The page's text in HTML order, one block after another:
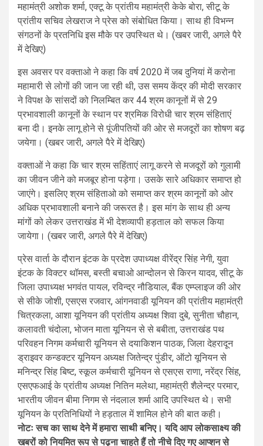
महामंत्री अशोक शर्मा, एक्टू के प्रांतीय महामंत्री केके बोरा, सीटू के
प्रांतीय सचिव लेखराज ने प्रेस को संबोधित किया। साथ ही विभन्न
संगठनों के प्रतनिधि इस मौके पर उपस्थित थे। (खबर जारी, अगले पैरे
में देखिए)
इस अवसर पर वक्ताओ ने कहा कि वर्ष 2020 में जब दुनियां में करोना
महामारी से लोगों की जान जा रही थी, उस समय केंद्र की मोदी सरकार
ने विपक्ष के सांसदों को निलम्बित कर 44 श्रम कानूनों में से 29
प्रभावशाली कानूनों के स्थान पर श्रमिक विरोधी चार श्रम संहिताएं
बना दी। इनके लागू होने से पूंजीपतियों की ओर से मजदूरों का शोषण बढ़
जयेगा। (खबर जारी, अगले पैरे में देखिए)
वक्ताओं ने कहा कि चार श्रम सहिंताएं लागू करने से मजदूरों को गुलामी
का जीवन जीने को मजबूर होना पड़ेगा। उसके सारे अधिकार समाप्त हो
जाएंगे। इसलिए श्रम संहिताओ को समाप्त कर श्रम कानूनों को ओर
अधिक प्रभावशाली बनाने की जरूरत है। इस मांग के साथ ही अन्य
मांगों को लेकर उत्तराखंड में भी देशव्यापी हड़ताल को सफल किया
जायेगा। (खबर जारी, अगले पैरे में देखिए)
प्रेस वार्ता के दौरान इंटक के प्रदेश उपाध्यक्ष वीरेंद्र सिंह नेगी, युवा
इंटक के विक्टर थॉमस, बस्ती बचाओ आन्दोलन से किरन यादव, सीटू के
जिला उपाध्यक्ष भगवंत पायल, रविन्द्र नौडियाल, बैंक एम्प्लाइज की ओर
से सीके जोशी, एसएस रजवार, आंगनवाडी यूनियन की प्रांतीय महामंत्री
चित्रकला, आशा यूनियन की प्रांतीय अध्यक्ष शिवा दुबे, सुनीता चौहान,
कलावती चंदोला, भोजन माता यूनियन से से बबीता, उत्तराखंड पथ
परिवहन निगम कर्मचारी यूनियन से दयाकिशन पाठक, जिला देहरादून
ड्राइवर कन्डक्टर यूनियन अध्यक्ष जितेन्द्र पुंडीर, ऑटो यूनियन से
मनिन्द्र सिंह बिष्ट, स्कूल कर्मचारी यूनियन से एसएस राणा, नरेंद्र सिंह,
एसएफआई के प्रांतीय अध्यक्ष नितिन मलेथा, महामंत्री शैलेन्द्र परमार,
भारतीय जीवन बीमा निगम से नंदलाल शर्मा आदि उपस्थित थे। सभी
यूनियन के प्रतिनिधियों ने हड़ताल में शामिल होने की बात कही।
नोटः सच का साथ देने में हमारा साथी बनिए। यदि आप लोकसाक्ष्य की
खबरों को नियमित रूप से पढ़ना चाहते हैं तो नीचे दिए गए आप्शन से